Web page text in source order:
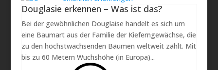
Douglasie erkennen – Was ist das?
Bei der gewöhnlichen Douglaise handelt es sich um
eine Baumart aus der Familie der Kieferngewächse, die
zu den höchstwachsenden Bäumen weltweit zählt. Mit
bis zu 60 Metern Wuchshöhe (in Europa)...